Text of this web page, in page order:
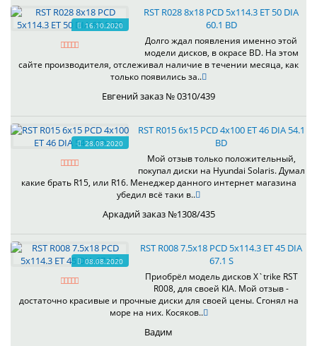
16.10.2020
RST R028 8x18 PCD 5x114.3 ET 50 DIA
60.1 BD
Долго ждал появления именно этой
модели дисков, в окрасе BD. На этом
сайте производителя, отслеживал наличие в течении месяца, как
только появились за..
Евгений заказ № 0310/439
28.08.2020
RST R015 6x15 PCD 4x100 ET 46 DIA 54.1
BD
Мой отзыв только положительный,
покупал диски на Hyundai Solaris. Думал
какие брать R15, или R16. Менеджер данного интернет магазина
убедил всё таки в..
Аркадий заказ №1308/435
08.08.2020
RST R008 7.5x18 PCD 5x114.3 ET 45 DIA
67.1 S
Приобрёл модель дисков X`trike RST
R008, для своей KIA. Мой отзыв -
достаточно красивые и прочные диски для своей цены. Сгонял на
море на них. Косяков..
Вадим